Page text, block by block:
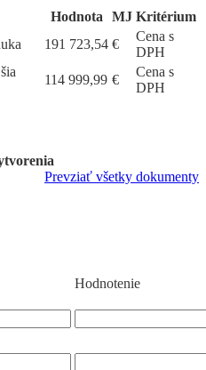
Hodnota MJ Kritérium
191 723,54 €
Cena s
DPH
114 999,99 €
Cena s
DPH
Prevziať všetky dokumenty
Hodnotenie